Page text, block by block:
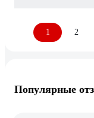
1 2
Популярные